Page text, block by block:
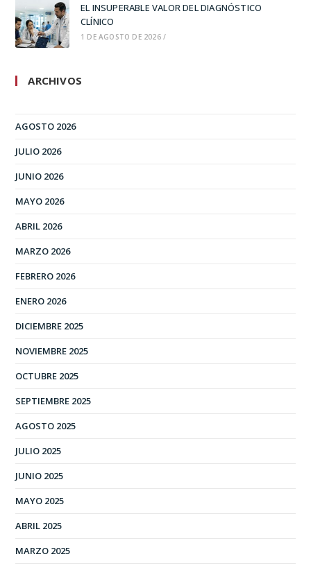
EL INSUPERABLE VALOR DEL DIAGNÓSTICO
CLÍNICO
1 DE AGOSTO DE 2026 /
ARCHIVOS
AGOSTO 2026
JULIO 2026
JUNIO 2026
MAYO 2026
ABRIL 2026
MARZO 2026
FEBRERO 2026
ENERO 2026
DICIEMBRE 2025
NOVIEMBRE 2025
OCTUBRE 2025
SEPTIEMBRE 2025
AGOSTO 2025
JULIO 2025
JUNIO 2025
MAYO 2025
ABRIL 2025
MARZO 2025